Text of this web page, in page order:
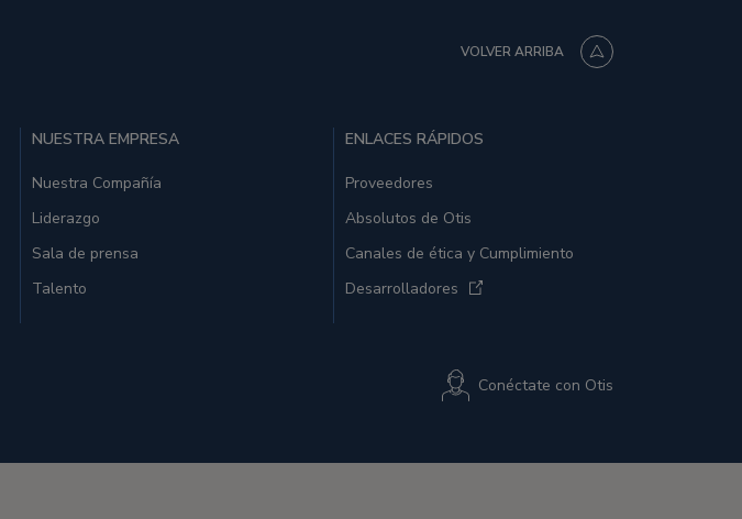
VOLVER ARRIBA
NUESTRA EMPRESA
Nuestra Compañía
Liderazgo
Sala de prensa
Talento
ENLACES RÁPIDOS
Proveedores
Absolutos de Otis
Canales de ética y Cumplimiento
Desarrolladores
Conéctate con Otis